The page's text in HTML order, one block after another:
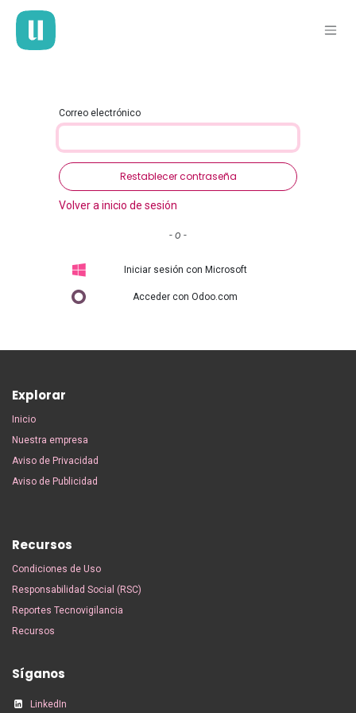
Correo electrónico
Restablecer contraseña
Volver a inicio de sesión
- o -
Iniciar sesión con Microsoft
Acceder con Odoo.com
Explorar
Inicio
Nuestra empresa
Aviso de Privacidad
Aviso de Publicidad
Recursos
Condiciones de Uso
Responsabilidad Social (RSC)
Reportes Tecnovigilancia
Recursos
Síganos
LinkedIn